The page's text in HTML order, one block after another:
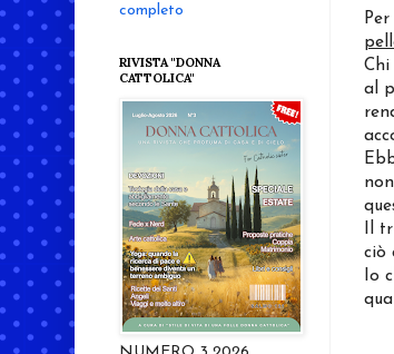
Chi
al
Il
ciò
Io
completo
RIVISTA "DONNA
CATTOLICA"